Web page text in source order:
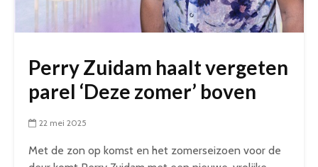
Perry Zuidam haalt vergeten
parel ‘Deze zomer’ boven
22 mei 2025
Met de zon op komst en het zomerseizoen voor de